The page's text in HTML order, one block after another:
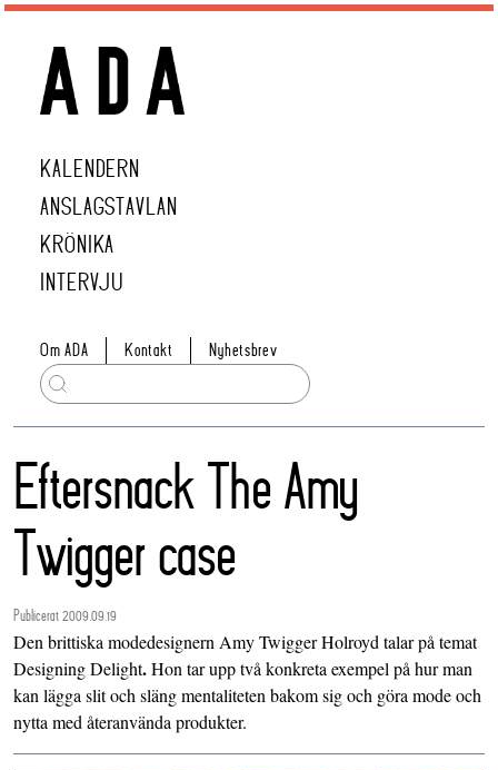
KALENDERN
ANSLAGSTAVLAN
KRÖNIKA
INTERVJU
Om ADA Kontakt Nyhetsbrev
Eftersnack The Amy
Twigger case
Publicerat 2009.09.19
Den brittiska modedesignern Amy Twigger Holroyd talar på temat
Designing Delight.Hon tar upp två konkreta exempel på hur man
kan lägga slit och släng mentaliteten bakom sig och göra mode och
nytta med återanvända produkter.